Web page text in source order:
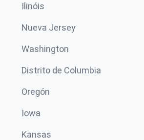
Ilinóis
Nueva Jersey
Washington
Distrito de Columbia
Oregón
Iowa
Kansas